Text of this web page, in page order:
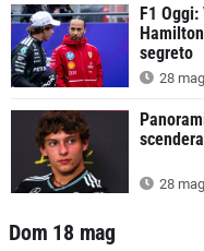
F1
segreto
28
28
Dom 18 mag